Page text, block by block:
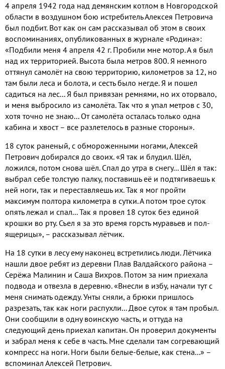
4 апреля 1942 года над демянским котлом в Новгородской
области в воздушном бою истребитель Алексея Петровича
был подбит. Вот как он сам рассказывал об этом в своих
воспоминаниях, опубликованных в журнале «Родина»:
«Подбили меня 4 апреля 42 г. Пробили мне мотор. А я был
над их территорией. Высота была метров 800. Я немного
оттянул самолёт на свою территорию, километров за 12, но
там были леса и болота, и сесть было негде. Я и пошел
садиться на лес... Я был привязан ремнями, но их оторвало,
и меня выбросило из самолёта. Так что я упал метров с 30,
хотя точно не знаю... От самолёта осталась только одна
кабина и хвост – все разлетелось в разные стороны».
18 суток раненый, с обмороженными ногами, Алексей
Петрович добирался до своих. «Я так и блудил. Шёл,
ложился, потом снова шёл. Спал до утра в снегу... Шёл я так:
выбрал себе толстую палку, поставишь её и подтягиваешь к
ней ноги, так и переставляешь их. Так я мог пройти
максимум полтора километра в сутки. А потом трое суток
опять лежал и спал... Так я провел 18 суток без единой
крошки во рту. Съел я за это время горсть муравьев и пол-
ящерицы», – рассказывал лётчик.
На 18 сутки в лесу ему наконец встретились люди. Лётчика
нашли двое ребят из деревни Плав Валдайского района –
Серёжа Малинин и Саша Вихров. Потом за ним приехала
подвода и отвезла в деревню. «Внесли в избу, начали тут с
меня снимать одежду. Унты сняли, а брюки пришлось
разрезать, так как ноги распухли... Двое суток я там пробыл.
Они сообщили в одну воинскую часть, и оттуда на
следующий день приехал капитан. Он проверил документы
и забрал меня к себе в часть. Мне сделали там согревающий
компресс на ноги. Ноги были белые-белые, как стена...» –
вспоминал Алексей Петрович.